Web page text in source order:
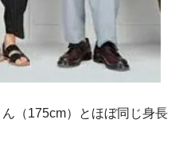
（175cm）とほぼ同じ身長